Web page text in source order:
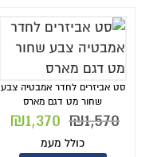
סט אביזרים לחדר אמבטיה צבע
שחור מט דגם מארס
₪1,570
₪1,370
כולל מעמ